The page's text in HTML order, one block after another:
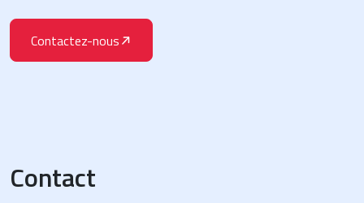
Contactez-nous
Contact